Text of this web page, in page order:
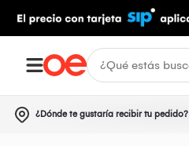
¿Dónde te gustaría recibir tu pedido?